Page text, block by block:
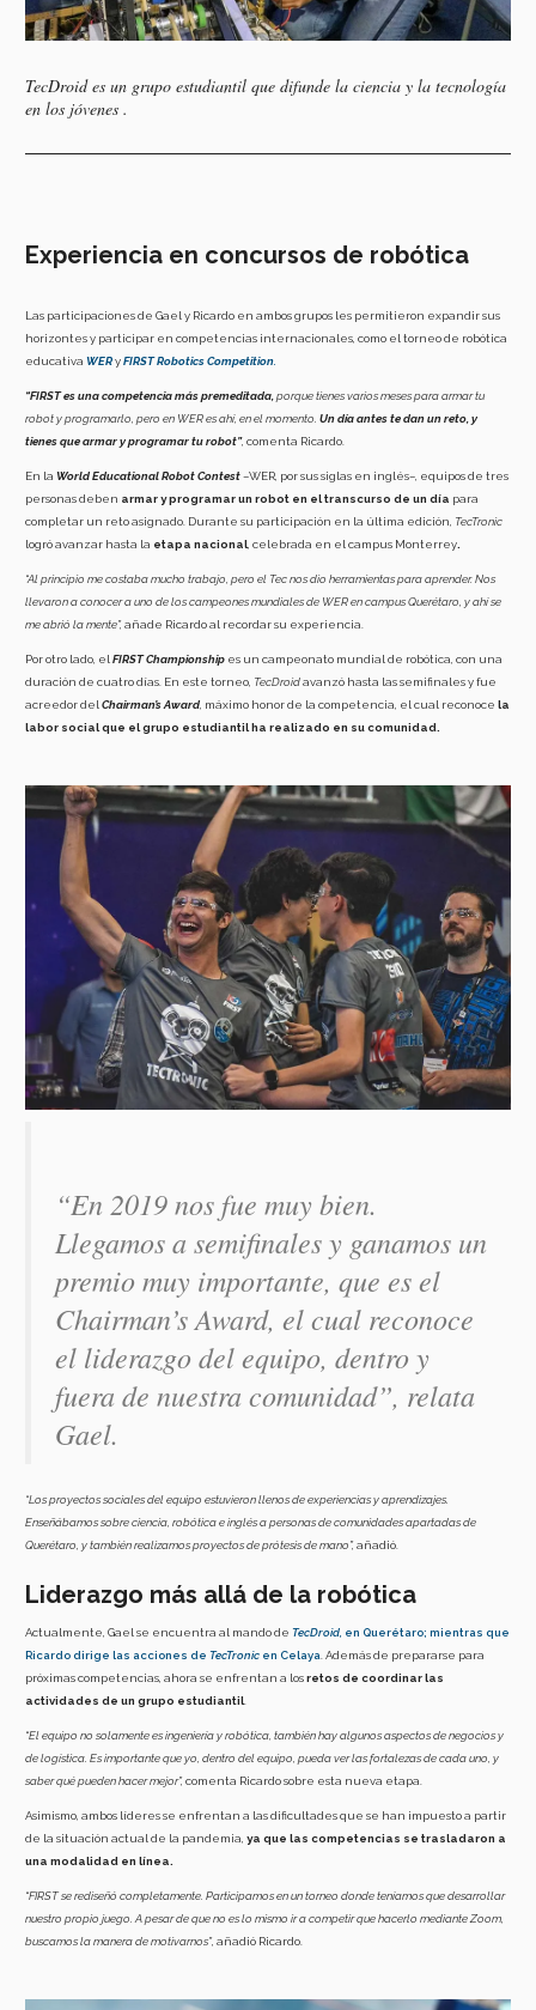
TecDroid es un grupo estudiantil que difunde la ciencia y la tecnología
en los jóvenes .
Experiencia en concursos de robótica
Las participaciones de Gael y Ricardo en ambos grupos les permitieron expandir sus
horizontes y participar en competencias internacionales, como el torneo de robótica
educativa WERyFIRST Robotics Competition.
“FIRST es una competencia más premeditada,porque tienes varios meses para armar tu
robot y programarlo, pero en WER es ahí, en el momento. Un día antes te dan un reto, y
tienes que armar y programar tu robot”, comenta Ricardo.
En la World Educational Robot Contest–WER, por sus siglas en inglés–, equipos de tres
personas deben armar y programar un robot en el transcurso de un día para
completar un reto asignado. Durante su participación en la última edición, TecTronic
logró avanzar hasta la etapa nacional, celebrada en el campus Monterrey.
“Al principio me costaba mucho trabajo, pero el Tec nos dio herramientas para aprender. Nos
llevaron a conocer a uno de los campeones mundiales de WER en campus Querétaro, y ahí se
me abrió la mente”, añade Ricardo al recordar su experiencia.
Por otro lado, elFIRST Championship es un campeonato mundial de robótica, con una
duración de cuatro días. En este torneo, TecDroidavanzó hasta las semifinales y fue
acreedor delChairman’s Award, máximo honor de la competencia, el cual reconoce la
labor social que el grupo estudiantil ha realizado en su comunidad.
“En 2019 nos fue muy bien.
Llegamos a semifinales y ganamos un
premio muy importante, que es el
Chairman’s Award, el cual reconoce
el liderazgo del equipo, dentro y
fuera de nuestra comunidad”, relata
Gael.
“Los proyectos sociales del equipo estuvieron llenos de experiencias y aprendizajes.
Enseñábamos sobre ciencia, robótica e inglés a personas de comunidades apartadas de
Querétaro, y también realizamos proyectos de prótesis de mano”, añadió.
Liderazgo más allá de la robótica
Actualmente, Gael se encuentra al mando de TecDroid, en Querétaro; mientras que
Ricardo dirige las acciones de TecTronic en Celaya. Además de prepararse para
próximas competencias, ahora se enfrentan a losretos de coordinar las
actividades de un grupo estudiantil.
“El equipo no solamente es ingeniería y robótica, también hay algunos aspectos de negocios y
de logística. Es importante que yo, dentro del equipo, pueda ver las fortalezas de cada uno, y
saber qué pueden hacer mejor”, comenta Ricardo sobre esta nueva etapa.
Asimismo, ambos líderes se enfrentan a las dificultades que se han impuesto a partir
de la situación actual de la pandemia, ya que las competencias se trasladaron a
una modalidad en línea.
“FIRST se rediseñó completamente. Participamos en un torneo donde teníamos que desarrollar
nuestro propio juego. A pesar de que no es lo mismo ir a competir que hacerlo mediante Zoom,
buscamos la manera de motivarnos”, añadió Ricardo.